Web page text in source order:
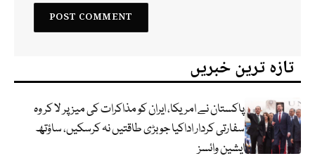
تازہ ترین خبریں
پاکستان نے امریکا، ایران کو مذاکرات کی میز پر لا کر وہ
سفارتی کردار اداکیا جو بڑی طاقتیں نہ کرسکیں، ساؤتھ
ایشین وائسز